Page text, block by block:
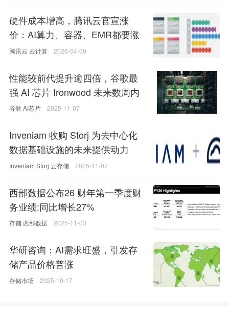
硬件成本增高，腾讯云官宣涨
价：AI算力、容器、EMR都要涨
腾讯云 云计算 2026-04-09
性能较前代提升逾四倍，谷歌最
强 AI 芯片 Ironwood 未来数周内
将开放供应
谷歌 AI芯片 2025-11-07
Inveniam 收购 Storj 为去中心化
数据基础设施的未来提供动力
Inveniam Storj 云存储 2025-11-07
西部数据公布26 财年第一季度财
务业绩:同比增长27%
存储西部数据 2025-11-03
华研咨询：AI需求旺盛，引发存
储产品价格普涨
存储市场 2025-10-17